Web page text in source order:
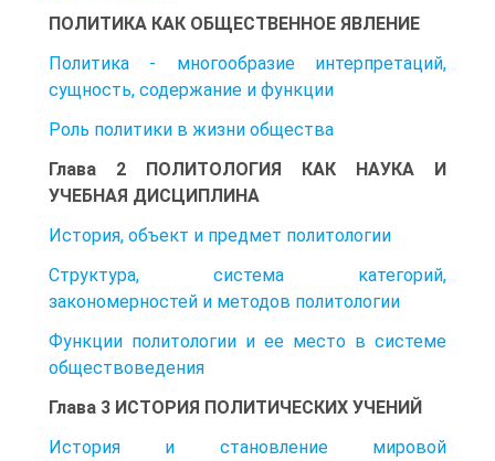
ПОЛИТИКА КАК ОБЩЕСТВЕННОЕ ЯВЛЕНИЕ
Политика - многообразие интерпретаций,
сущность, содержание и функции
Роль политики в жизни общества
Глава 2 ПОЛИТОЛОГИЯ КАК НАУКА И
УЧЕБНАЯ ДИСЦИПЛИНА
История, объект и предмет политологии
Структура, система категорий,
закономерностей и методов политологии
Функции политологии и ее место в системе
обществоведения
Глава 3 ИСТОРИЯ ПОЛИТИЧЕСКИХ УЧЕНИЙ
История и становление мировой